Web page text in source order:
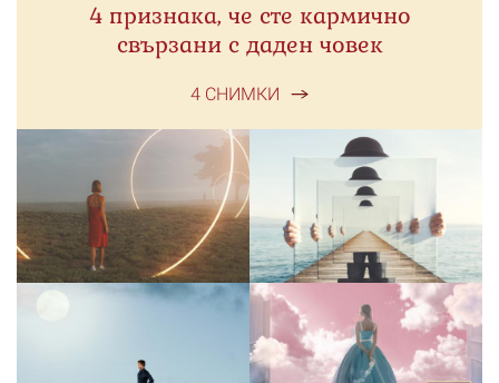
4 признака, че сте кармично
свързани с даден човек
4 СНИМКИ